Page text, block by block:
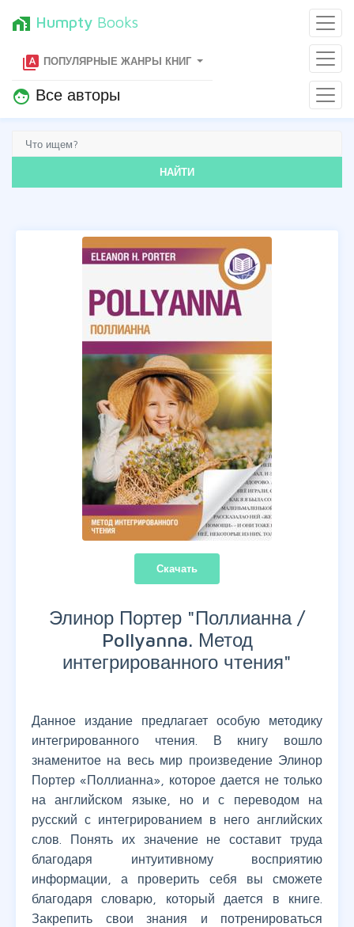
home_work Humpty Books
type_specimen ПОПУЛЯРНЫЕ ЖАНРЫ КНИГ
face Все авторы
НАЙТИ
Скачать
Элинор Портер "Поллианна /
Pollyanna. Метод
интегрированного чтения"
Данное издание предлагает особую методику
интегрированного чтения. В книгу вошло
знаменитое на весь мир произведение Элинор
Портер «Поллианна», которое дается не только
на английском языке, но и с переводом на
русский с интегрированием в него английских
слов. Понять их значение не составит труда
благодаря интуитивному восприятию
информации, а проверить себя вы сможете
благодаря словарю, который дается в книге.
Закрепить свои знания и потренироваться